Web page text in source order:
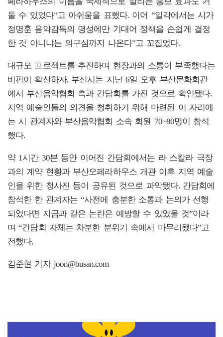
둘 수 있었다”고 아쉬움을 표했다. 이어 “일각에서는 시가
정명훈 음악감독의 명성에만 기대어 정책을 손쉽게 결정
한 것 아니냐는 의구심까지 나온다”고 꼬집었다.
대규모 프로젝트를 추진하며 현장과의 소통이 부족했다는
비판이 확산하자, 부산시는 지난 6일 오후 부산문화회관
에서 부산음악협회 측과 간담회를 가진 것으로 확인됐다.
지역 예술인들의 의견을 청취하기 위해 마련된 이 자리에
는 시 관계자와 부산음악협회 소속 회원 70~80명이 참석
했다.
약 1시간 30분 동안 이어진 간담회에서는 라 스칼라 극장
과의 계약 현황과 부산오페라하우스 개관 이후 지역 예술
인을 위한 청사진 등이 공유된 것으로 파악됐다. 간담회에
참석한 한 관계자는 “사전에 충분한 소통과 논의가 선행
되었다면 지금과 같은 논란은 예방할 수 있었을 것”이라
며 “간담회 자체는 차분한 분위기 속에서 마무리됐다”고
전했다.
김준현 기자 joon@busan.com